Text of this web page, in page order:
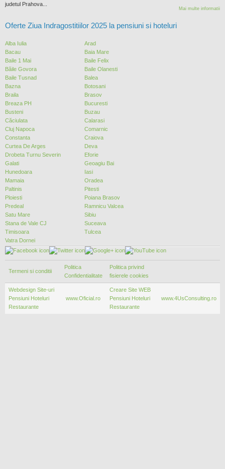
judetul Prahova...
Mai multe informatii
Oferte Ziua Indragostitiilor 2025 la pensiuni si hoteluri
Alba Iulia
Arad
Bacau
Baia Mare
Baile 1 Mai
Baile Felix
Băile Govora
Baile Olanesti
Baile Tusnad
Balea
Bazna
Botosani
Braila
Brasov
Breaza PH
Bucuresti
Busteni
Buzau
Căciulata
Calarasi
Cluj Napoca
Comarnic
Constanta
Craiova
Curtea De Arges
Deva
Drobeta Turnu Severin
Eforie
Galati
Geoagiu Bai
Hunedoara
Iasi
Mamaia
Oradea
Paltinis
Pitesti
Ploiesti
Poiana Brasov
Predeal
Ramnicu Valcea
Satu Mare
Sibiu
Stana de Vale CJ
Suceava
Timisoara
Tulcea
Vatra Dornei
Termeni si conditii
Politica
Confidentialitate
Politica privind
fisierele cookies
Webdesign Site-uri
Pensiuni Hoteluri
Restaurante
www.Oficial.ro
Creare Site WEB
Pensiuni Hoteluri
Restaurante
www.4UsConsulting.ro